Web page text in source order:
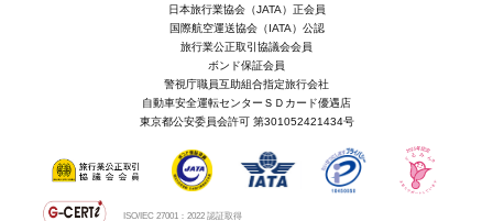
日本旅行業協会（JATA）正会員
国際航空運送協会（IATA）公認
旅行業公正取引協議会会員
ボンド保証会員
警視庁職員互助組合指定旅行会社
自動車安全運転センターＳＤカード優遇店
東京都公安委員会許可 第301052421434号
ISO/IEC 27001：2022 認証取得